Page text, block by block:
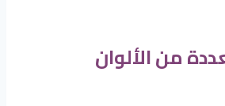
من الألوان